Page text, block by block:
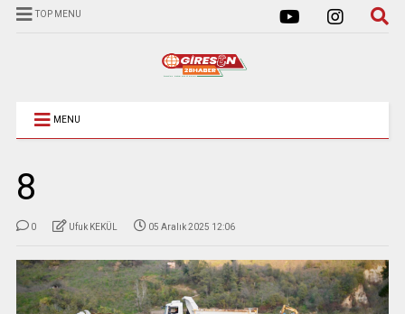
TOP MENU
MENU
8
0 Ufuk KEKÜL 05 Aralık 2025 12:06